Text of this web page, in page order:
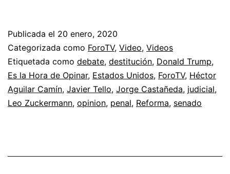
Publicada el 20 enero, 2020
Categorizada como ForoTV, Video, Videos
Etiquetada como debate, destitución, Donald Trump,
Es la Hora de Opinar, Estados Unidos, ForoTV, Héctor
Aguilar Camín, Javier Tello, Jorge Castañeda, judicial,
Leo Zuckermann, opinion, penal, Reforma, senado